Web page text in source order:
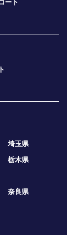
ート
埼玉県
栃木県
奈良県